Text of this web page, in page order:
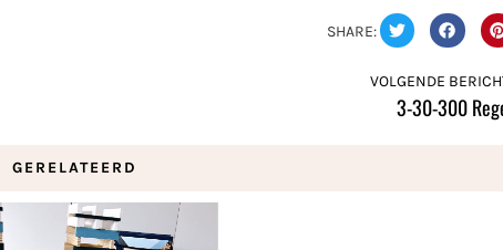
SHARE:
VOLGENDE
3-30-300
GERELATEERD